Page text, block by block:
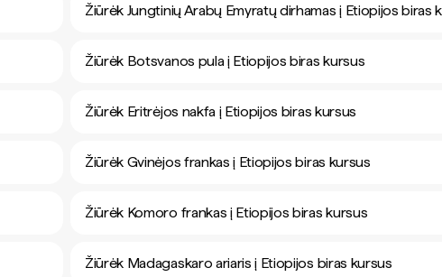
Žiūrėk Jungtinių Arabų Emyratų dirhamas į Etiopijos biras
Žiūrėk Botsvanos pula į Etiopijos biras kursus
Žiūrėk Eritrėjos nakfa į Etiopijos biras kursus
Žiūrėk Gvinėjos frankas į Etiopijos biras kursus
Žiūrėk Komoro frankas į Etiopijos biras kursus
Žiūrėk Madagaskaro ariaris į Etiopijos biras kursus